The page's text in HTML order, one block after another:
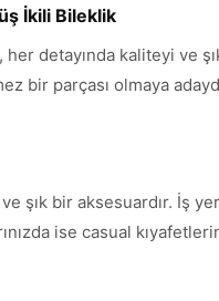
İkili Bileklik
detayında kaliteyi ve
parçası olmaya
şık bir aksesuardır.
ise casual